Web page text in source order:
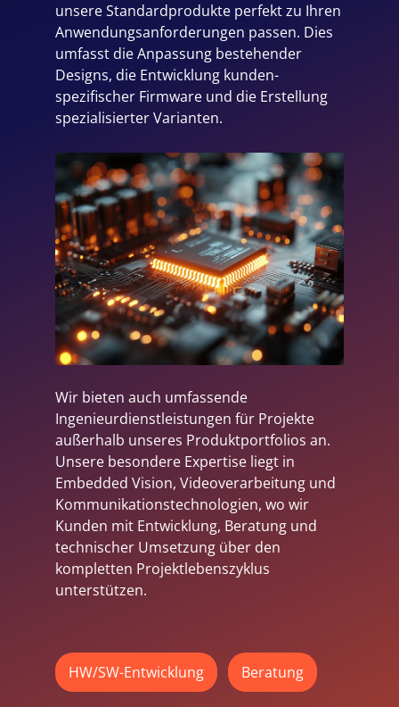
unsere Standardprodukte perfekt zu Ihren
Anwendungs­anforderungen passen. Dies
umfasst die Anpassung bestehender
Designs, die Entwicklung kunden­
spezifischer Firmware und die Erstellung
spezialisierter Varianten.
Wir bieten auch umfassende
Ingenieurdienstleistungen für Projekte
außerhalb unseres Produktportfolios an.
Unsere besondere Expertise liegt in
Embedded Vision, Videoverarbeitung und
Kommunikationstechnologien, wo wir
Kunden mit Entwicklung, Beratung und
technischer Umsetzung über den
kompletten Projektlebenszyklus
unterstützen.
HW/SW-Entwicklung Beratung